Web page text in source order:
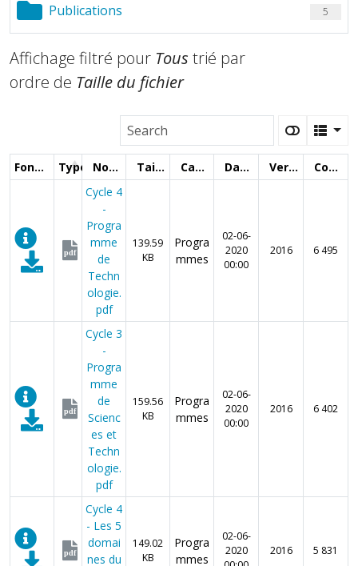
Publications 5
Affichage filtré pour Tous trié par
ordre de Taille du fichier
Fonctions Type Nom Taille Catégorie Date Version Compteur
pdf
Cycle 4
-
Progra
mme
de
Techn
ologie.
pdf
139.59
KB
Progra
mmes
02-06-
2020
00:00
2016 6 495
pdf
Cycle 3
-
Progra
mme
de
Scienc
es et
Techn
ologie.
pdf
159.56
KB
Progra
mmes
02-06-
2020
00:00
2016 6 402
pdf
Cycle 4
- Les 5
domai
nes du
149.02
KB
Progra
mmes
02-06-
2020
2016 5 831